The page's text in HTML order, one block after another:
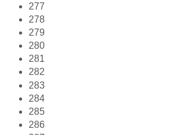
277
278
279
280
281
282
283
284
285
286